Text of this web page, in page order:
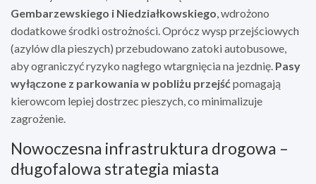
Gembarzewskiego i Niedziałkowskiego, wdrożono
dodatkowe środki ostrożności. Oprócz wysp przejściowych
(azylów dla pieszych) przebudowano zatoki autobusowe,
aby ograniczyć ryzyko nagłego wtargnięcia na jezdnię. Pasy
wyłączone z parkowania w pobliżu przejśćpomagają
kierowcom lepiej dostrzec pieszych, co minimalizuje
zagrożenie.
Nowoczesna infrastruktura drogowa –
długofalowa strategia miasta